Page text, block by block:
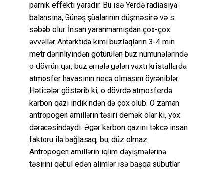
parnik effekti yaradır. Bu isə Yerdə radiasiya
balansına, Günəş şüalarının düşməsinə və s.
səbəb olur. İnsan yaranmamışdan çox-çox
əvvəllər Antarktida kimi buzlaqların 3-4 min
metr dərinliyindən götürülən buz nümunələrində
o dövrün qar, buz əmələ gələn vaxtı kristallarda
atmosfer havasının necə olmasını öyrəniblər.
Həticələr göstərib ki, o dövrdə atmosferdə
karbon qazı indikindən də çox olub. O zaman
antropogen amillərin təsiri demək olar ki, yox
dərəcəsindəydi. Əgər karbon qazını təkcə insan
faktoru ilə bağlasaq, bu, düz olmaz.
Antropogen amillərin iqlim dəyişmələrinə
təsirini qəbul edən alimlər isə başqa sübutlar